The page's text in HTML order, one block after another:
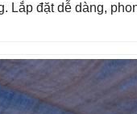
Lắp đặt dễ dàng,